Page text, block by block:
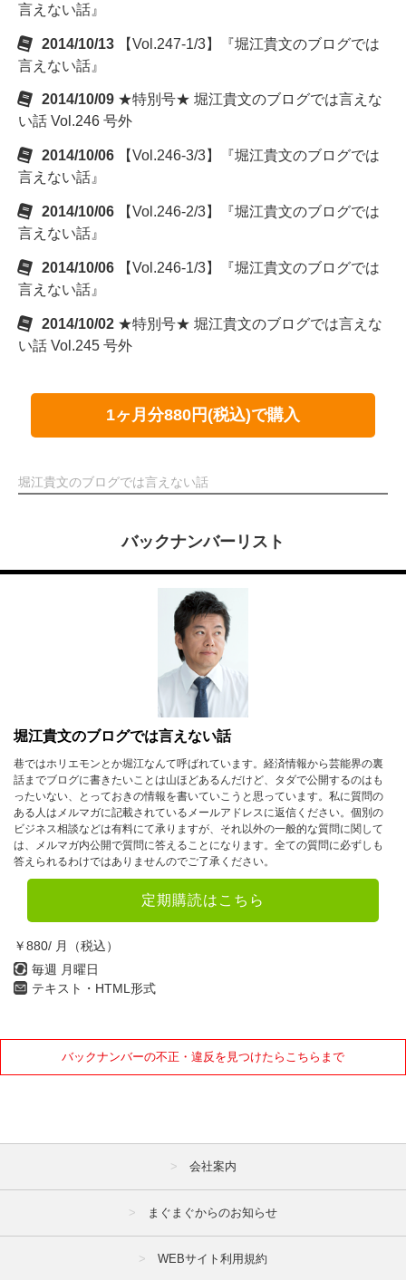
言えない話』
2014/10/13
【Vol.247-1/3】『堀江貴文のブログでは
言えない話』
2014/10/09 ★特別号★ 堀江貴文のブログでは言えな
い話 Vol.246 号外
2014/10/06
【Vol.246-3/3】『堀江貴文のブログでは
言えない話』
2014/10/06
【Vol.246-2/3】『堀江貴文のブログでは
言えない話』
2014/10/06
【Vol.246-1/3】『堀江貴文のブログでは
言えない話』
2014/10/02 ★特別号★ 堀江貴文のブログでは言えな
い話 Vol.245 号外
1ヶ月分880円(税込)で購入
堀江貴文のブログでは言えない話
バックナンバーリスト
堀江貴文のブログでは言えない話
巷ではホリエモンとか堀江なんて呼ばれています。経済情報から芸能界の裏
話までブログに書きたいことは山ほどあるんだけど、タダで公開するのはも
ったいない、とっておきの情報を書いていこうと思っています。私に質問の
ある人はメルマガに記載されているメールアドレスに返信ください。個別の
ビジネス相談などは有料にて承りますが、それ以外の一般的な質問に関して
は、メルマガ内公開で質問に答えることになります。全ての質問に必ずしも
答えられるわけではありませんのでご了承ください。
定期購読はこちら
￥880/ 月（税込）
毎週 月曜日
テキスト・HTML形式
バックナンバーの不正・違反を見つけたらこちらまで
会社案内
まぐまぐからのお知らせ
WEBサイト利用規約